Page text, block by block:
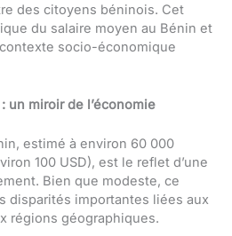
des citoyens béninois. Cet
du salaire moyen au Bénin et
socio-économique
un miroir de l’économie
estimé à environ 60 000
100 USD), est le reflet d’une
Bien que modeste, ce
disparités importantes liées aux
régions géographiques.